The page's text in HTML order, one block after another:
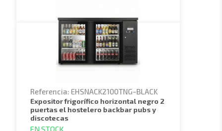
Referencia: EHSNACK2100TNG-BLACK
expositor frigorífico horizontal negro 2
puertas el hostelero backbar pubs y
discotecas
EN STOCK